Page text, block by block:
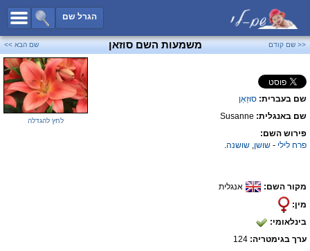
הגרל שם
כל השמות
שמות לבנים
שמות לבנות
שמות משותפים
שמות נפוצים
<< שם קודם משמעות השם סוזאן שם הבא >>
שם בעברית: סוּזַאַן
שם באנגלית: Susanne
פירוש השם:
פרח לילי - שושן, שושנה.
מקור השם:
אנגלית
מין:
בינלאומי:
ערך בגימטריה:
לחץ להגדלה